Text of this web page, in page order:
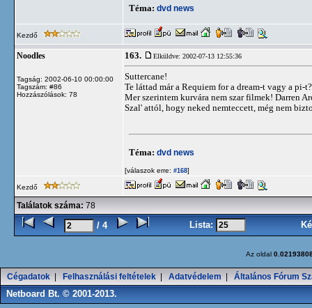
Téma: dvd news
Kezdő
Noodles
Tagság: 2002-06-10 00:00:00
Tagszám: #86
Hozzászólások: 78
163. Elküldve: 2002-07-13 12:55:36
Suttercane!
Te láttad már a Requiem for a dream-t vagy a pi-
Mer szerintem kurvára nem szar filmek! Darren
Szal' attól, hogy neked nemteccett, még nem
Téma: dvd news
[válaszok erre: #168]
Kezdő
Találatok száma: 78
/ 4 Lista:
Az oldal
Cégadatok Felhasználási feltételek Adatvédelem Általános Fórum
Netboard Bt. © 2001-2013.